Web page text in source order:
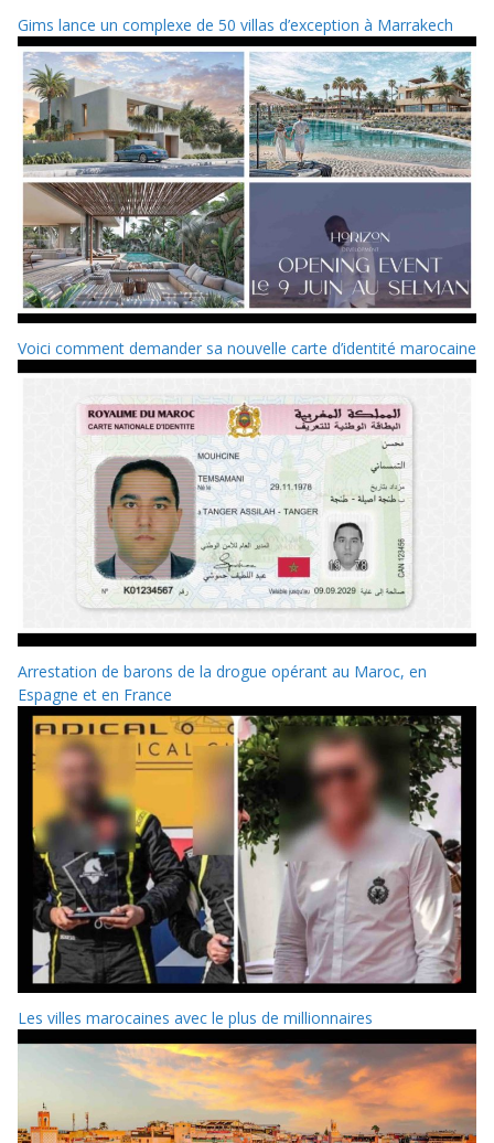
Gims lance un complexe de 50 villas d’exception à Marrakech
Voici comment demander sa nouvelle carte d’identité marocaine
Arrestation de barons de la drogue opérant au Maroc, en
Espagne et en France
Les villes marocaines avec le plus de millionnaires